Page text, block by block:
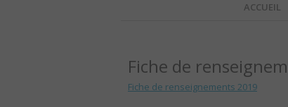
ACCUEIL
Fiche de
Fiche de renseignements 2019